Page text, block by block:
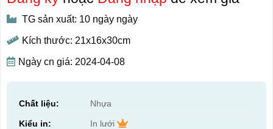
TG sản xuất: 10 ngày ngày
Kích thước: 21x16x30cm
Ngày cn giá: 2024-04-08
Chất liệu: Nhựa
Kiểu in: In lưới